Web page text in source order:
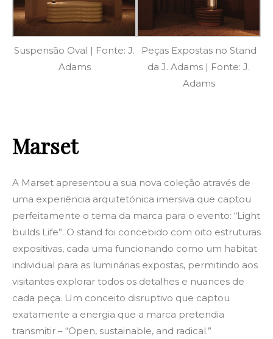
Suspensão Oval | Fonte: J.
Adams
Peças Expostas no Stand
da J. Adams | Fonte: J.
Adams
Marset
A Marset apresentou a sua nova coleção através de
uma experiência arquitetónica imersiva que captou
perfeitamente o tema da marca para o evento: “Light
builds Life”. O stand foi concebido com oito estruturas
expositivas, cada uma funcionando como um habitat
individual para as luminárias expostas, permitindo aos
visitantes explorar todos os detalhes e nuances de
cada peça. Um conceito disruptivo que captou
exatamente a energia que a marca pretendia
transmitir – “Open, sustainable, and radical.”